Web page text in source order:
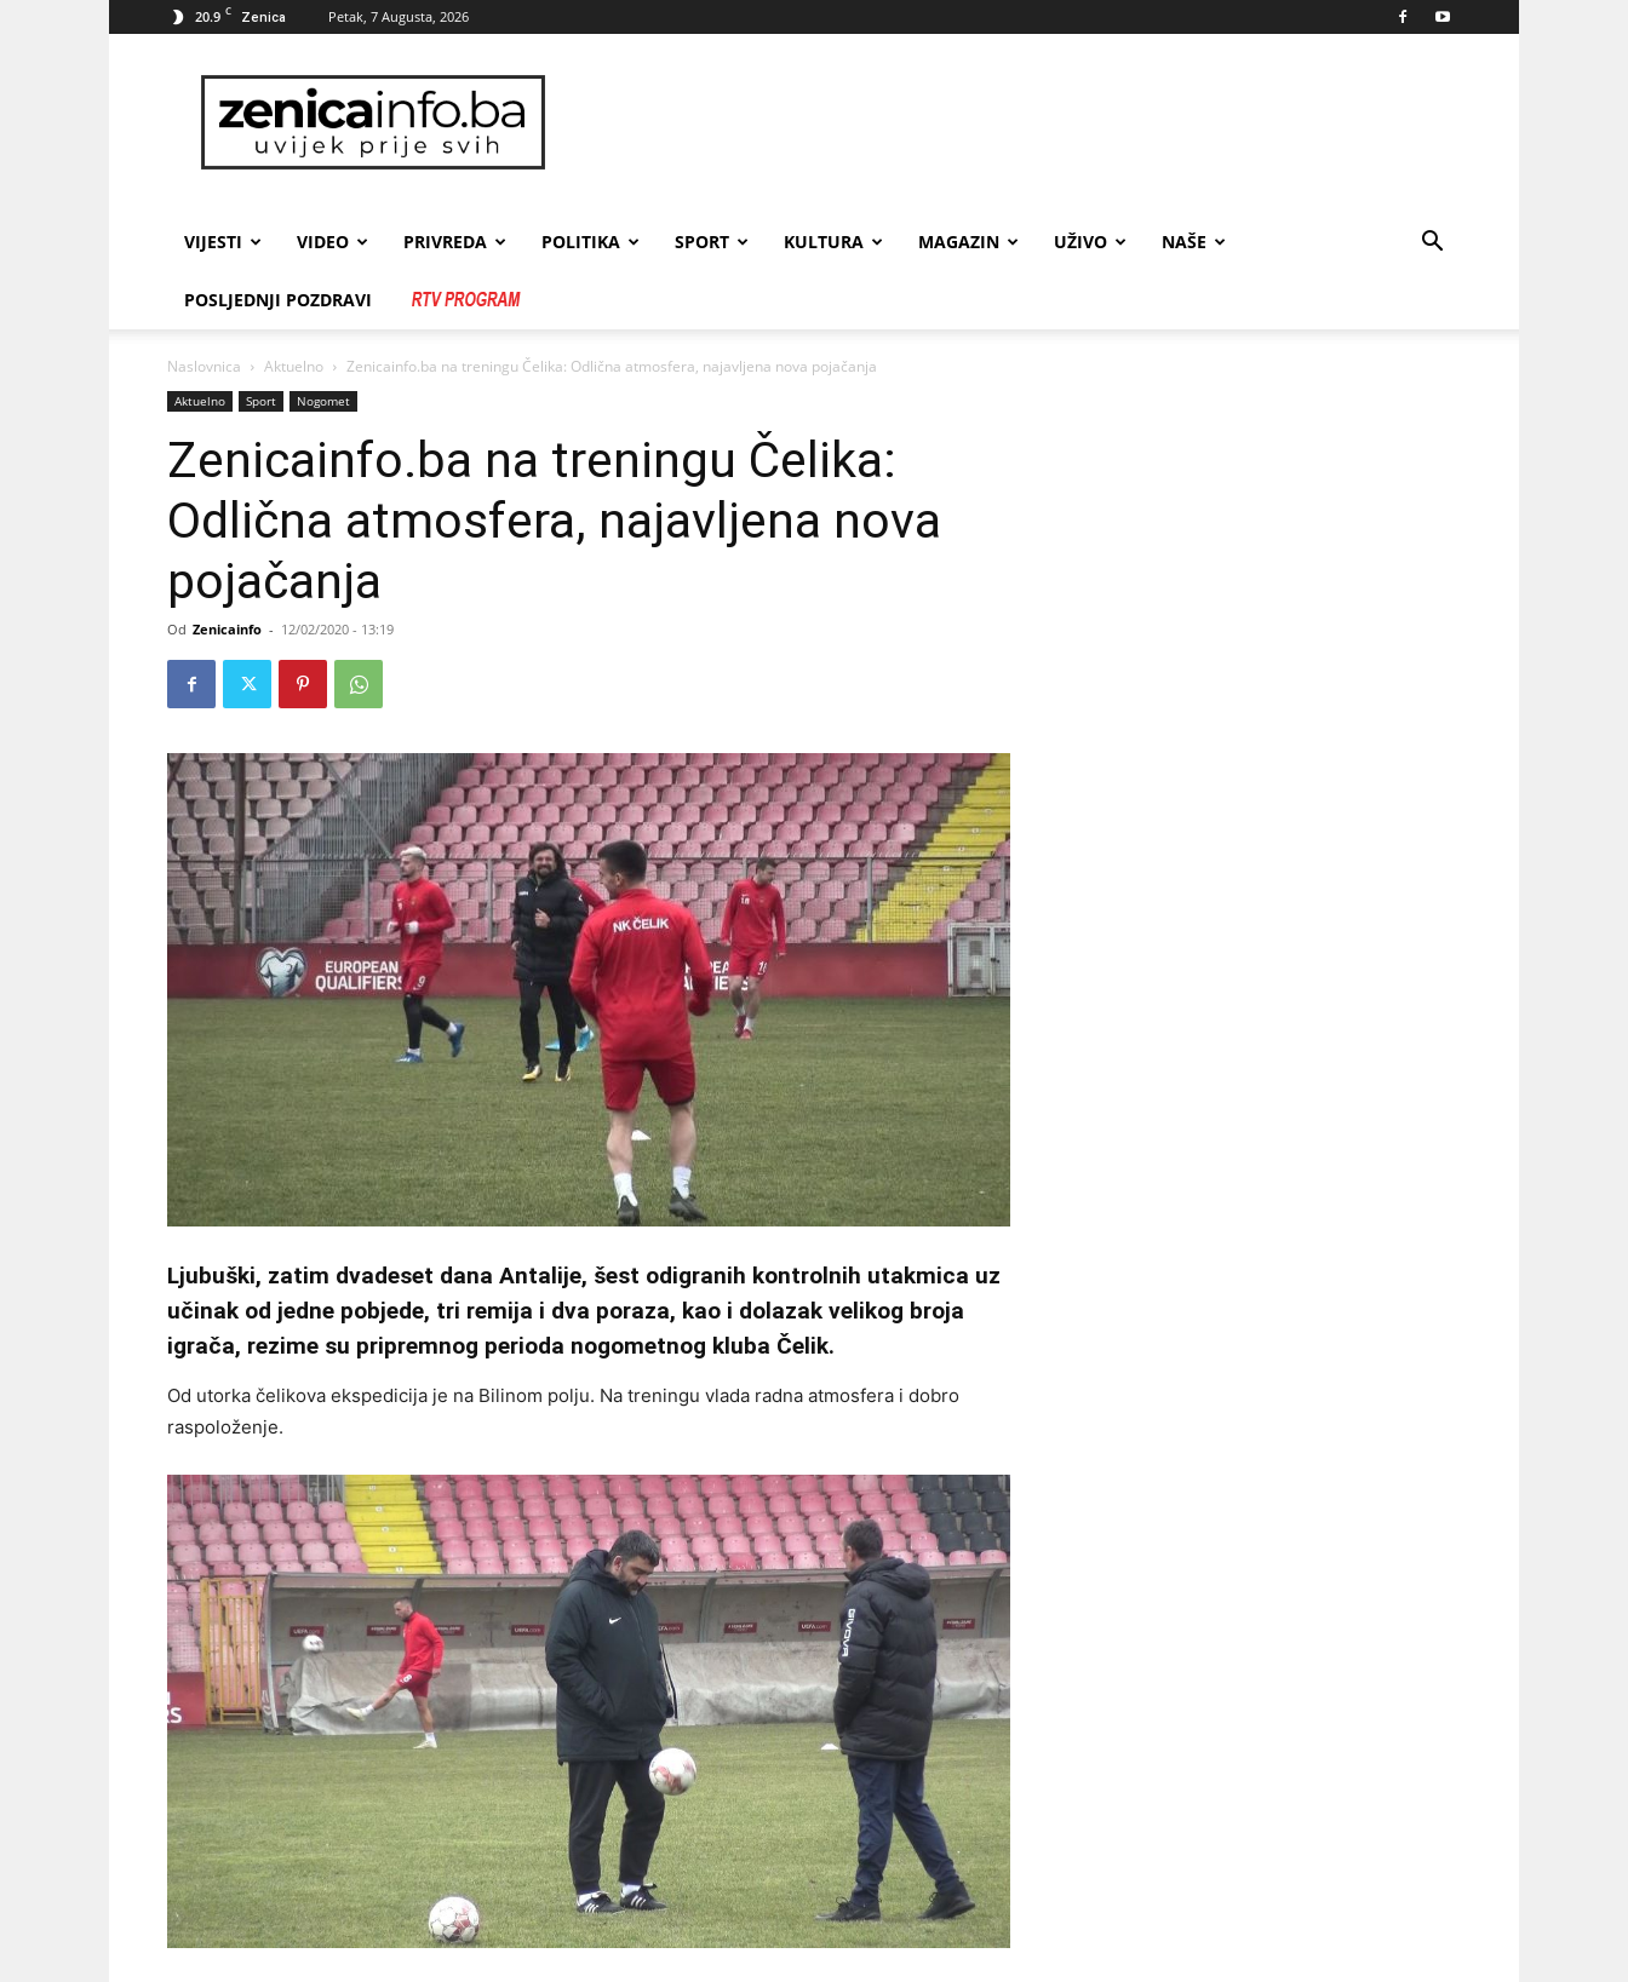
20.9 C Zenica Petak, 7 Augusta, 2026
zenicainfo.ba
VIJESTI VIDEO PRIVREDA POLITIKA SPORT KULTURA MAGAZIN UŽIVO NAŠE
POSLJEDNJI POZDRAVI
Naslovnica Aktuelno Zenicainfo.ba na treningu Čelika: Odlična atmosfera, najavljena nova pojačanja
Aktuelno Sport Nogomet
Zenicainfo.ba na treningu Čelika:
Odlična atmosfera, najavljena nova
pojačanja
Od Zenicainfo - 12/02/2020 - 13:19
Ljubuški, zatim dvadeset dana Antalije, šest odigranih kontrolnih utakmica uz
učinak od jedne pobjede, tri remija i dva poraza, kao i dolazak velikog broja
igrača, rezime su pripremnog perioda nogometnog kluba Čelik.
Od utorka čelikova ekspedicija je na Bilinom polju. Na treningu vlada radna atmosfera i dobro
raspoloženje.